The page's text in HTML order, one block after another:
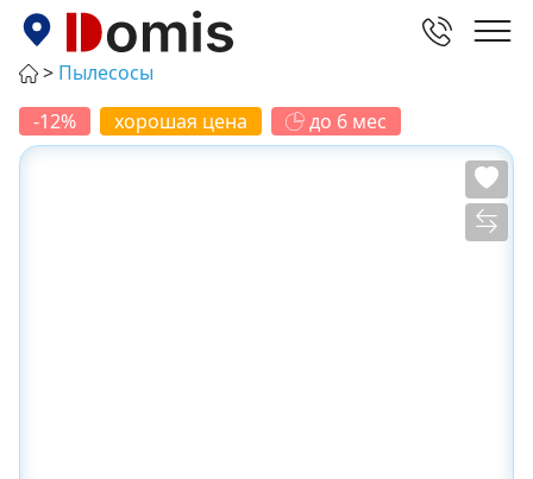
Пылесосы
-12%
хорошая цена до 6 мес